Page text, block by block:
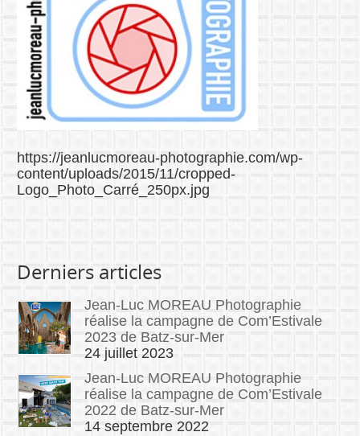
https://jeanlucmoreau-photographie.com/wp-
content/uploads/2015/11/cropped-
Logo_Photo_Carré_250px.jpg
Derniers articles
Jean-Luc MOREAU Photographie
réalise la campagne de Com’Estivale
2023 de Batz-sur-Mer
24 juillet 2023
Jean-Luc MOREAU Photographie
réalise la campagne de Com’Estivale
2022 de Batz-sur-Mer
14 septembre 2022